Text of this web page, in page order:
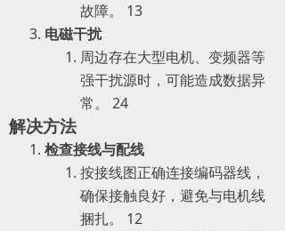
故障。 ‌13
电磁干扰
周边存在大型电机、变频器等
强干扰源时，可能造成数据异
常。 ‌24
解决方法
检查接线与配线
按接线图正确连接编码器线，
确保接触良好，避免与电机线
捆扎。 ‌12